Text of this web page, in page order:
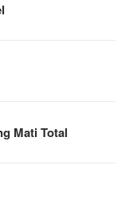
Mati Total